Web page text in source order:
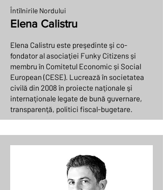
Întîlnirile Nordului
Elena Calistru
Elena Calistru este preşedinte şi co-
fondator al asociaţiei Funky Citizens și
membru în Comitetul Economic și Social
European (CESE). Lucrează în societatea
civilă din 2008 în proiecte naţionale şi
internaţionale legate de bună guvernare,
transparenţă, politici fiscal-bugetare.